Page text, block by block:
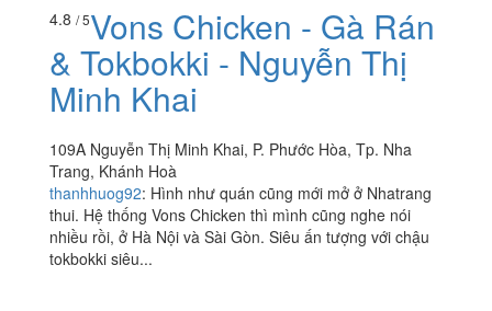
4.8 / 5Vons Chicken - Gà Rán
& Tokbokki - Nguyễn Thị
Minh Khai
109A Nguyễn Thị Minh Khai, P. Phước Hòa, Tp. Nha
Trang, Khánh Hoà
thanhhuog92: Hình như quán cũng mới mở ở Nhatrang
thui. Hệ thống Vons Chicken thì mình cũng nghe nói
nhiều rồi, ở Hà Nội và Sài Gòn. Siêu ấn tượng với chậu
tokbokki siêu...